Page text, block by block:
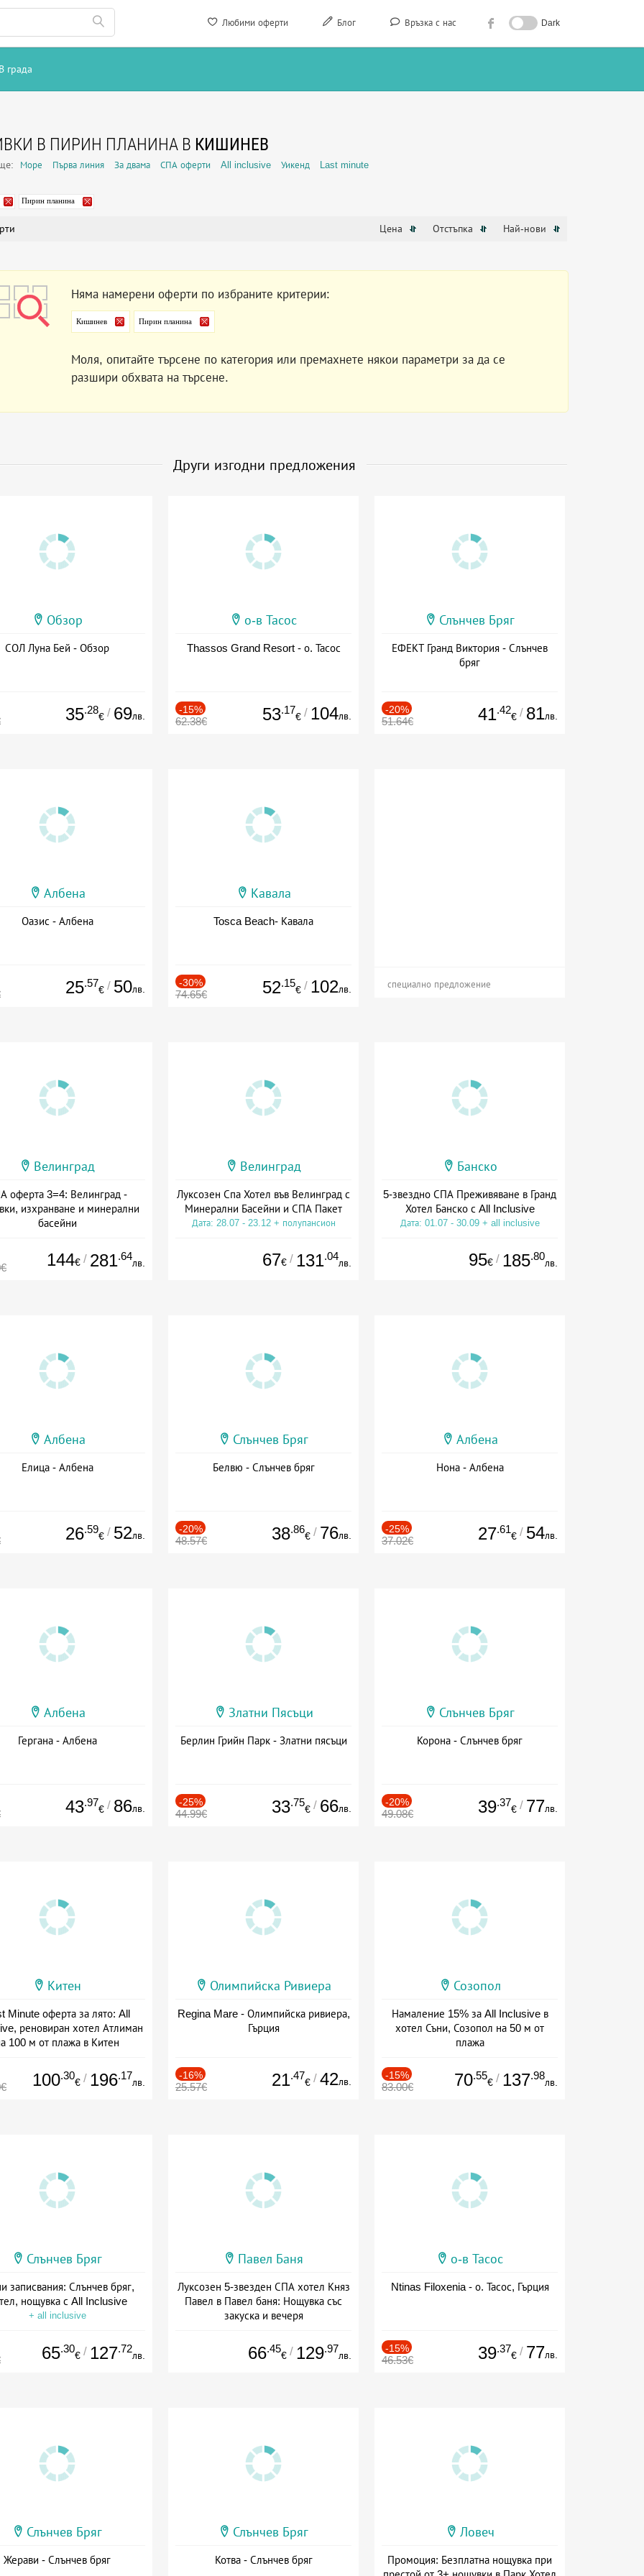
Любими оферти Блог Връзка с нас Dark
В града
В ПИРИН ПЛАНИНА В КИШИНЕВ
Море Първа линия За двама СПА оферти All inclusive Уикенд Last minute
Пирин планина
Цена Отстъпка Най-нови
Няма намерени оферти по избраните критерии:
Кишинев Пирин планина
Моля, опитайте търсене по категория или премахнете някои параметри за да се
разшири обхвата на търсене.
Други изгодни предложения
Обзор
СОЛ Луна Бей - Обзор
35.28
€ / 69лв.
о-в Тасос
Thassos Grand Resort - о. Тасос
-15%
62.38€ 53.17
€ / 104лв.
Слънчев Бряг
ЕФЕКТ Гранд Виктория - Слънчев
бряг
-20%
51.64€ 41.42
€ / 81лв.
Албена
Оазис - Албена
25.57
€ / 50лв.
Кавала
Tosca Beach- Кавала
-30%
74.65€ 52.15
€ / 102лв. специално предложение
Велинград
оферта 3=4: Велинград -
изхранване и минерални
басейни
144€ / 281.64
лв.
Велинград
Луксозен Спа Хотел във Велинград с
Минерални Басейни и СПА Пакет
Дата: 28.07 - 23.12 + полупансион
67€ / 131.04
лв.
Банско
5-звездно СПА Преживяване в Гранд
Хотел Банско с All Inclusive
Дата: 01.07 - 30.09 + all inclusive
95€ / 185.80
лв.
Албена
Елица - Албена
26.59
€ / 52лв.
Слънчев Бряг
Белвю - Слънчев бряг
-20%
48.57€ 38.86
€ / 76лв.
Албена
Нона - Албена
-25%
37.02€ 27.61
€ / 54лв.
Албена
Гергана - Албена
43.97
€ / 86лв.
Златни Пясъци
Берлин Грийн Парк - Златни пясъци
-25%
44.99€ 33.75
€ / 66лв.
Слънчев Бряг
Корона - Слънчев бряг
-20%
49.08€ 39.37
€ / 77лв.
Китен
Minute оферта за лято: All
реновиран хотел Атлиман
100 м от плажа в Китен
100.30
€ / 196.17
лв.
Олимпийска Ривиера
Regina Mare - Олимпийска ривиера,
Гърция
-16%
25.57€ 21.47
€ / 42лв.
Созопол
Намаление 15% за All Inclusive в
хотел Съни, Созопол на 50 м от
плажа
-15%
83.00€ 70.55
€ / 137.98
лв.
Слънчев Бряг
записвания: Слънчев бряг,
нощувка с All Inclusive
+ all inclusive
65.30
€ / 127.72
лв.
Павел Баня
Луксозен 5-звезден СПА хотел Княз
Павел в Павел баня: Нощувка със
закуска и вечеря
66.45
€ / 129.97
лв.
о-в Тасос
Ntinas Filoxenia - о. Тасос, Гърция
-15%
46.53€ 39.37
€ / 77лв.
Слънчев Бряг
Жерави - Слънчев бряг
Слънчев Бряг
Котва - Слънчев бряг
Ловеч
Промоция: Безплатна нощувка при